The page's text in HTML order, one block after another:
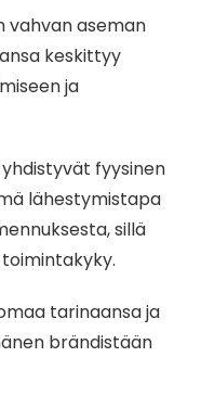
vahvan aseman
keskittyy
ja
fyysinen
lähestymistapa
sillä
tarinaansa ja
brändistään